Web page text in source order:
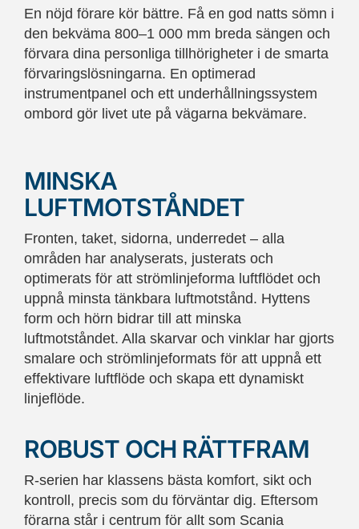
En nöjd förare kör bättre. Få en god natts sömn i
den bekväma 800–1 000 mm breda sängen och
förvara dina personliga tillhörigheter i de smarta
förvaringslösningarna. En optimerad
instrumentpanel och ett underhållningssystem
ombord gör livet ute på vägarna bekvämare.
MINSKA
LUFTMOTSTÅNDET
Fronten, taket, sidorna, underredet – alla
områden har analyserats, justerats och
optimerats för att strömlinjeforma luftflödet och
uppnå minsta tänkbara luftmotstånd. Hyttens
form och hörn bidrar till att minska
luftmotståndet. Alla skarvar och vinklar har gjorts
smalare och strömlinjeformats för att uppnå ett
effektivare luftflöde och skapa ett dynamiskt
linjeflöde.
ROBUST OCH RÄTTFRAM
R-serien har klassens bästa komfort, sikt och
kontroll, precis som du förväntar dig. Eftersom
förarna står i centrum för allt som Scania